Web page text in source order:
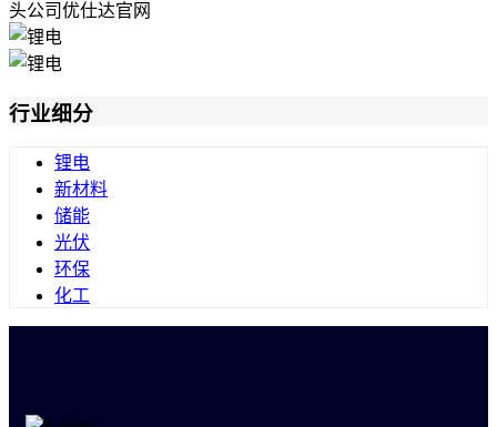
头公司优仕达官网
行业细分
锂电
新材料
储能
光伏
环保
化工